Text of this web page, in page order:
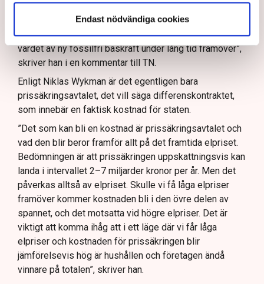
Endast nödvändiga cookies
fungerande elsystem i Sverige. Det gynnar Sveriges
företag och hushåll. Det är dyrt och komplicerat att
bygga nya reaktorer, men det ska sättas i relation till
värdet av ny fossilfri baskraft under lång tid framöver”,
skriver han i en kommentar till TN.
Enligt Niklas Wykman är det egentligen bara
prissäkringsavtalet, det vill säga differenskontraktet,
som innebär en faktisk kostnad för staten.
”Det som kan bli en kostnad är prissäkringsavtalet och
vad den blir beror framför allt på det framtida elpriset.
Bedömningen är att prissäkringen uppskattningsvis kan
landa i intervallet 2–7 miljarder kronor per år. Men det
påverkas alltså av elpriset. Skulle vi få låga elpriser
framöver kommer kostnaden bli i den övre delen av
spannet, och det motsatta vid högre elpriser. Det är
viktigt att komma ihåg att i ett läge där vi får låga
elpriser och kostnaden för prissäkringen blir
jämförelsevis hög är hushållen och företagen ändå
vinnare på totalen”, skriver han.